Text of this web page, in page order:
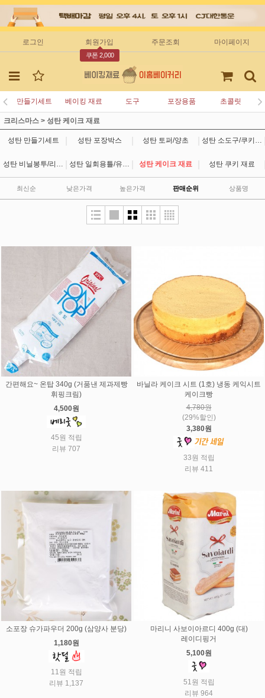
로그인 회원가입
쿠폰 2,000
주문조회 마이페이지
만들기세트 베이킹 재료 도구 포장용품 초콜릿
크리스마스 > 성탄 케이크 재료
성탄 만들기세트 성탄 포장박스 성탄 토퍼/양초
성탄 케이크 재료 성탄 쿠키 재료
최신순 낮은가격 높은가격 판매순위 상품명
간편해요~ 온탑 340g (거품낸 제과제빵
휘핑크림)
4,500원
45원 적립
리뷰 707
바닐라 케이크 시트 (1호) 냉동 케익시트
케이크빵
4,780원
(29%할인)
3,380원
33원 적립
리뷰 411
소포장 슈가파우더 200g (삼양사 분당)
1,180원
11원 적립
리뷰 1,137
마리니 사보이아르디 400g (대)
레이디핑거
5,100원
51원 적립
리뷰 964